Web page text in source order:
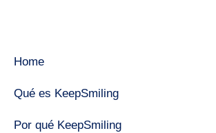
Home
Qué es KeepSmiling
Por qué KeepSmiling